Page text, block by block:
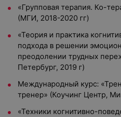
«Групповая терапия. Ко-
(МГИ, 2018-2020 гг)
«Теория и практика
подхода в решении
преодолении трудных
Петербург, 2019 г)
Международный курс:
тренер» (Коучинг Центр,
«Техники когнитивно-